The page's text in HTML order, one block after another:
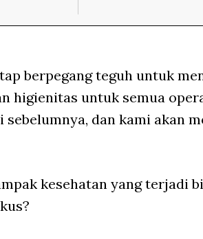
berpegang teguh untuk
higienitas untuk semua
dan kami akan
kesehatan yang terjadi